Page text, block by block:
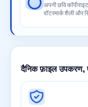
अपनी छवि
वॉटरमार्क शैली और
दैनिक फ़ाइल उपकरण,